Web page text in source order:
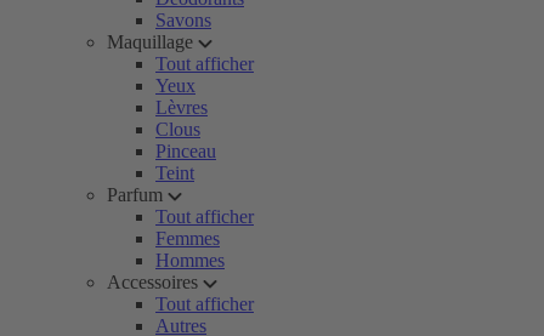
Savons
Maquillage
Tout afficher
Yeux
Lèvres
Clous
Pinceau
Teint
Parfum
Tout afficher
Femmes
Hommes
Accessoires
Tout afficher
Autres